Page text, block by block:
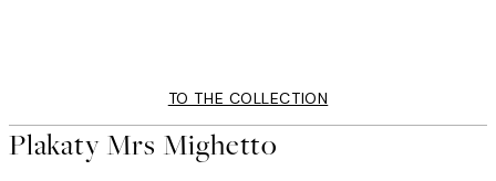
TO THE COLLECTION
Plakaty Mrs Mighetto